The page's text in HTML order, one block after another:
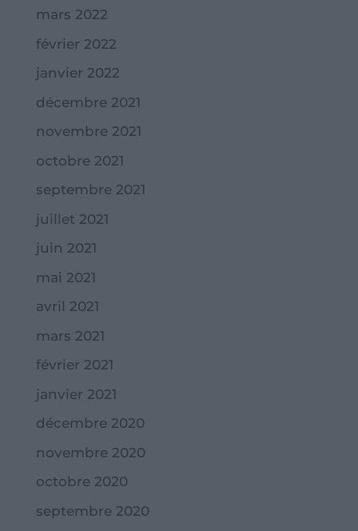
mars 2022
février 2022
janvier 2022
décembre 2021
novembre 2021
octobre 2021
septembre 2021
juillet 2021
juin 2021
mai 2021
avril 2021
mars 2021
février 2021
janvier 2021
décembre 2020
novembre 2020
octobre 2020
septembre 2020